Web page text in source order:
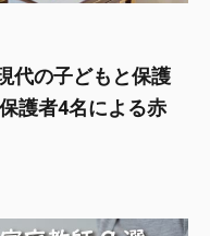
代の子どもと保護
護者4名による赤